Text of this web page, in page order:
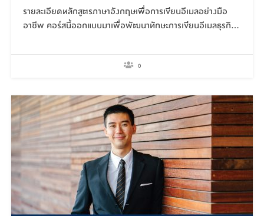
รายละเอียดหลักสูตรภาษาอังกฤษเพื่อการเขียนอีเมลอย่างมือ
อาชีพ คอร์สนี้ออกแบบมาเพื่อพัฒนาทักษะการเขียนอีเมลธุรกิจ
ตรงประเด็น ครอบคลุมตั้งแต่การเขียนเพื่อการติดต่อภายใน
องค์กร ไปจนถึงการสื่อสารกับคู่ค้าและลูกค้าระดับสากล
ทางการ และไม่เป็นทางการได้อย่างเหมาะสม เพื่อสามารถใช้
โครงสร้าง Four-Point Plan (Opening, Details, Action,
Closing) ในการเขียนอีเมลได้ เพื่อพัฒนาภาษาเพื่อการสื่อสาร
และประสานงานผ่านทางอีเมลอย่างมืออาชีพ เพื่อใช้ภาษาอังกฤษ
เชิงธุรกิจได้ชัดเจน สุภาพ และมีความน่าเชื่อถือ สำหรับคอร์สเรียน
ภาษาอังกฤษเพื่อการเขียนอีเมลอย่างมืออาชีพของ AUA
Language Center สามารถเลือกเรียนได้ทั้งออนไซต์และ
ออนไลน์ สอนสดทุกคลาสโดยอาจารย์ชาวต่างชาติเจ้าของภาษา
สิ่งที่คุณจะได้เรียนรู้ Professional Email Composition: การ
0